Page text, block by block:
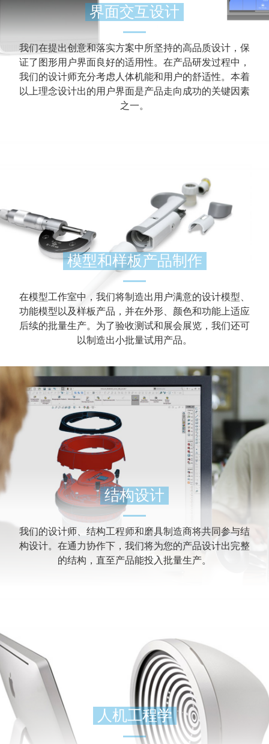
界面交互设计
我们在提出创意和落实方案中所坚持的高品质设计，保
证了图形用户界面良好的适用性。在产品研发过程中，
我们的设计师充分考虑人体机能和用户的舒适性。本着
以上理念设计出的用户界面是产品走向成功的关键因素
之一。
模型和样板产品制作
在模型工作室中，我们将制造出用户满意的设计模型、
功能模型以及样板产品，并在外形、颜色和功能上适应
后续的批量生产。为了验收测试和展会展览，我们还可
以制造出小批量试用产品。
结构设计
我们的设计师、结构工程师和磨具制造商将共同参与结
构设计。在通力协作下，我们将为您的产品设计出完整
的结构，直至产品能投入批量生产。
人机工程学